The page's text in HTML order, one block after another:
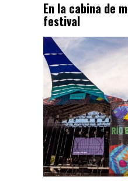
En la cabina de
festival